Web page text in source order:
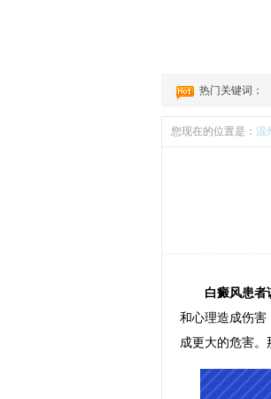
热门关键词：
您现在的位置是： 温
白癜风患者
和心理造成伤害
成更大的危害。